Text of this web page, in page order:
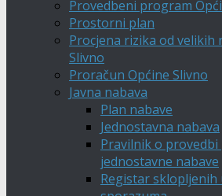
Provedbeni program
Prostorni plan
Procjena rizika od velikih
Slivno
Proračun Općine Slivno
Javna nabava
Plan nabave
Jednostavna nabava
Pravilnik o
jednostavne nabave
Registar